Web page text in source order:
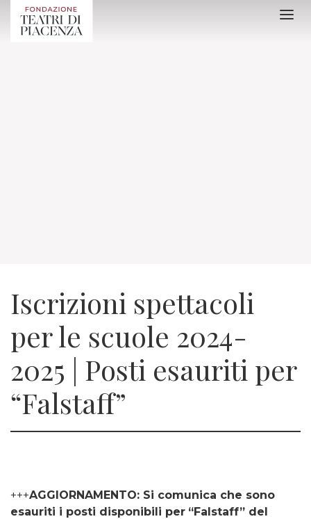
Iscrizioni spettacoli
per le scuole 2024-
2025 | Posti esauriti per
“Falstaff”
+++AGGIORNAMENTO: Si comunica che sono
esauriti i posti disponibili per “Falstaff” del